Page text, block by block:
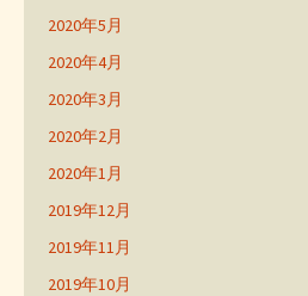
2020年5月
2020年4月
2020年3月
2020年2月
2020年1月
2019年12月
2019年11月
2019年10月